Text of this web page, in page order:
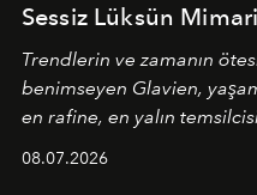
Sessiz Lüksün Mimari
Trendlerin ve zamanın
benimseyen Glavien,
en rafine, en yalın
08.07.2026